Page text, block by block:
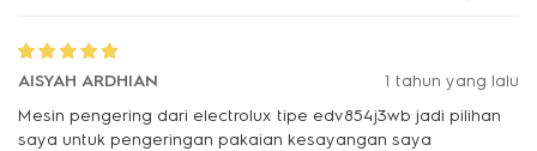
AISYAH ARDHIAN
1 tahun yang lalu
Mesin pengering dari electrolux tipe edv854j3wb jadi pilihan
saya untuk pengeringan pakaian kesayangan saya